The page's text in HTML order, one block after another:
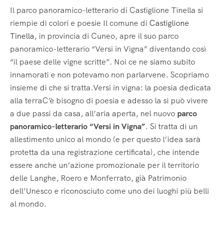
Il parco panoramico-letterario di Castiglione Tinella si
riempie di colori e poesie Il comune di Castiglione
Tinella, in provincia di Cuneo, apre il suo parco
panoramico-letterario “Versi in Vigna” diventando così
“il paese delle vigne scritte”. Noi ce ne siamo subito
innamorati e non potevamo non parlarvene. Scopriamo
insieme di che si tratta.Versi in vigna: la poesia dedicata
alla terraC’è bisogno di poesia e adesso la si può vivere
a due passi da casa, all’aria aperta, nel nuovo parco
panoramico-letterario “Versi in Vigna”. Si tratta di un
allestimento unico al mondo (e per questo l’idea sarà
protetta da una registrazione certificata), che intende
essere anche un’azione promozionale per il territorio
delle Langhe, Roero e Monferrato, già Patrimonio
dell’Unesco e riconosciuto come uno dei luoghi più belli
al mondo.